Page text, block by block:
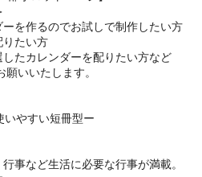
を作るのでお試しで制作したい方
たい方
たカレンダーを配りたい方など
いいたします。
いやすい短冊型ー
事など生活に必要な行事が満載。